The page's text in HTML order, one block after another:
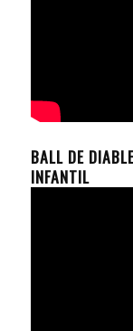
BALL DE
INFANTIL